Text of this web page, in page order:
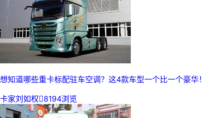
想知道哪些重卡标配驻车空调？这4款车型一个比一个豪华！
卡家刘如权8194浏览